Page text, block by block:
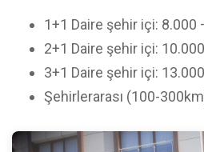
1+1 Daire şehir içi: 8.000
2+1 Daire şehir içi:
3+1 Daire şehir içi:
Şehirlerarası (100-